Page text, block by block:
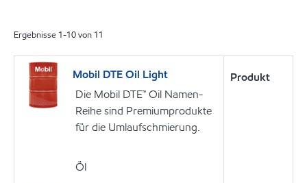
Ergebnisse 1-10von 11
Mobil DTE Oil Light
Die Mobil DTE™ Oil Namen-
Reihe sind Premiumprodukte
für die Umlaufschmierung.
Öl
Produkt